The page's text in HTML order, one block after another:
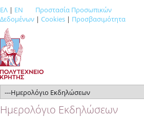
ΕΛ | EN
Προστασία Προσωπικών
Δεδομένων | Cookies | Προσβασιμότητα
Ημερολόγιο Εκδηλώσεων